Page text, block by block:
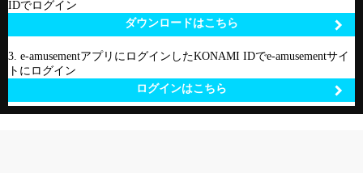
IDでログイン
ダウンロードはこちら
3. e-amusementアプリにログインしたKONAMI IDでe-amusementサイ
トにログイン
ログインはこちら